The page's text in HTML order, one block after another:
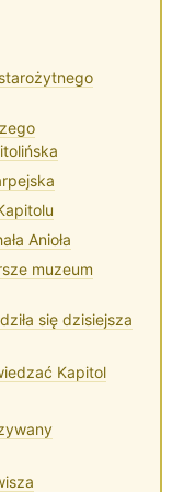
Anioła
muzeum
się dzisiejsza
Kapitol